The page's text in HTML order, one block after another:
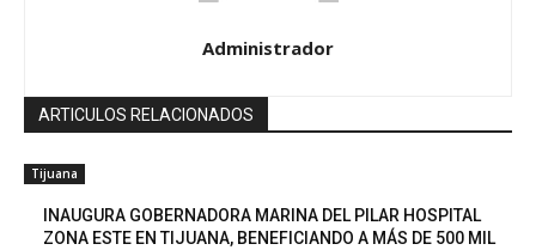
Administrador
ARTICULOS RELACIONADOS
Tijuana
INAUGURA GOBERNADORA MARINA DEL PILAR HOSPITAL
ZONA ESTE EN TIJUANA, BENEFICIANDO A MÁS DE 500 MIL